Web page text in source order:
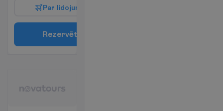
Par lidojum
Rezervēt